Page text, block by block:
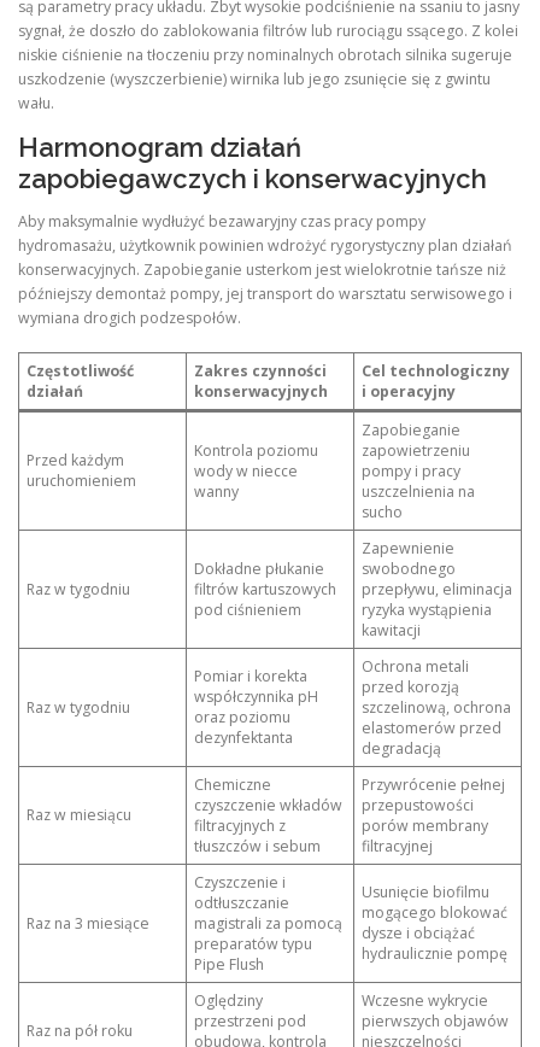
są parametry pracy układu. Zbyt wysokie podciśnienie na ssaniu to jasny
sygnał, że doszło do zablokowania filtrów lub rurociągu ssącego. Z kolei
niskie ciśnienie na tłoczeniu przy nominalnych obrotach silnika sugeruje
uszkodzenie (wyszczerbienie) wirnika lub jego zsunięcie się z gwintu
wału.
Harmonogram działań
zapobiegawczych i konserwacyjnych
Aby maksymalnie wydłużyć bezawaryjny czas pracy pompy
hydromasażu, użytkownik powinien wdrożyć rygorystyczny plan działań
konserwacyjnych. Zapobieganie usterkom jest wielokrotnie tańsze niż
późniejszy demontaż pompy, jej transport do warsztatu serwisowego i
wymiana drogich podzespołów.
Częstotliwość
działań
Zakres czynności
konserwacyjnych
Cel technologiczny
i operacyjny
Przed każdym
uruchomieniem
Kontrola poziomu
wody w niecce
wanny
Zapobieganie
zapowietrzeniu
pompy i pracy
uszczelnienia na
sucho
Raz w tygodniu
Dokładne płukanie
filtrów kartuszowych
pod ciśnieniem
Zapewnienie
swobodnego
przepływu, eliminacja
ryzyka wystąpienia
kawitacji
Raz w tygodniu
Pomiar i korekta
współczynnika pH
oraz poziomu
dezynfektanta
Ochrona metali
przed korozją
szczelinową, ochrona
elastomerów przed
degradacją
Raz w miesiącu
Chemiczne
czyszczenie wkładów
filtracyjnych z
tłuszczów i sebum
Przywrócenie pełnej
przepustowości
porów membrany
filtracyjnej
Raz na 3 miesiące
Czyszczenie i
odtłuszczanie
magistrali za pomocą
preparatów typu
Pipe Flush
Usunięcie biofilmu
mogącego blokować
dysze i obciążać
hydraulicznie pompę
Raz na pół roku
Oględziny
przestrzeni pod
obudową, kontrola
Wczesne wykrycie
pierwszych objawów
nieszczelności